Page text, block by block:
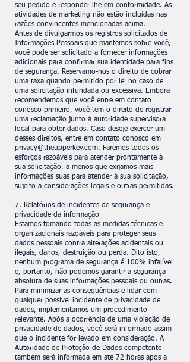
seu pedido e responder-lhe em conformidade. As
atividades de marketing não estão incluídas nas
razões convincentes mencionadas acima.
Antes de divulgarmos os registros solicitados de
Informações Pessoais que mantemos sobre você,
você pode ser solicitado a fornecer informações
adicionais para confirmar sua identidade para fins
de segurança. Reservamo-nos o direito de cobrar
uma taxa quando permitido por lei no caso de
uma solicitação infundada ou excessiva. Embora
recomendemos que você entre em contato
conosco primeiro, você tem o direito de registrar
uma reclamação junto à autoridade supervisora
local para obter dados. Caso deseje exercer um
desses direitos, entre em contato conosco em
privacy@theupperkey.com. Faremos todos os
esforços razoáveis para atender prontamente à
sua solicitação, a menos que exijamos mais
informações suas para atender à sua solicitação,
sujeito a considerações legais e outras permitidas.
7. Relatórios de incidentes de segurança e
privacidade da informação
Estamos tomando todas as medidas técnicas e
organizacionais razoáveis para proteger seus
dados pessoais contra alterações acidentais ou
ilegais, danos, destruição ou perda. Dito isto,
nenhum programa de segurança é 100% infalível
e, portanto, não podemos garantir a segurança
absoluta de suas informações pessoais ou outras.
Para minimizar as consequências e lidar com
qualquer possível incidente de privacidade de
dados, implementamos um procedimento
relevante. Após a ocorrência de uma violação de
privacidade de dados, você será informado assim
que o incidente for levado em consideração. A
Autoridade de Proteção de Dados competente
também será informada em até 72 horas após a